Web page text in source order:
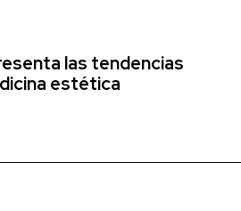
las tendencias
estética